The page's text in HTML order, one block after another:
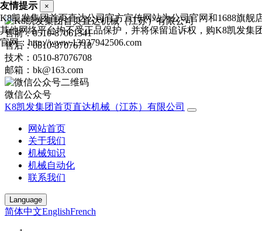
售前：0510-87061341
售后：0510-87076718
技术：0510-87076708
邮箱：bk@163.com
微信公众号
K8凯发集团首页直达机械（江苏）有限公司
网站首页
关于我们
机械知识
机械自动化
联系我们
Language
简体中文EnglishFrench
友情提示 ×
K8凯发集团首页直达公司官方宣传网站为公司官网和1688旗舰
其他网络平台均不受正品保护，并将保留追诉权，购K8凯发集
官网：http://www.13937942506.com